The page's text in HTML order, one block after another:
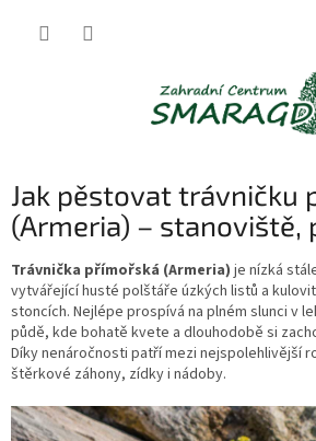
Jak pěstovat trávničku
(Armeria) – stanoviště,
Trávnička přímořská (Armeria) je nízká
vytvářející husté polštáře úzkých listů a
stoncích. Nejlépe prospívá na plném slunci v
půdě, kde bohatě kvete a dlouhodobě si
Díky nenáročnosti patří mezi nejspolehlivější
štěrkové záhony, zídky i nádoby.